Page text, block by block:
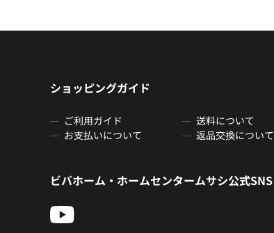
ショッピングガイド
ご利用ガイド 送料について
お支払いについて
返品交換について
ビバホーム・ホームセンタームサシ公式SNS